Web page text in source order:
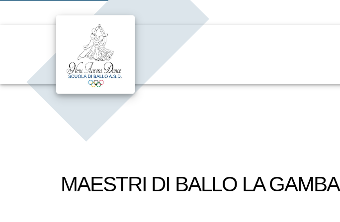
MAESTRI DI BALLO LA GAMBA